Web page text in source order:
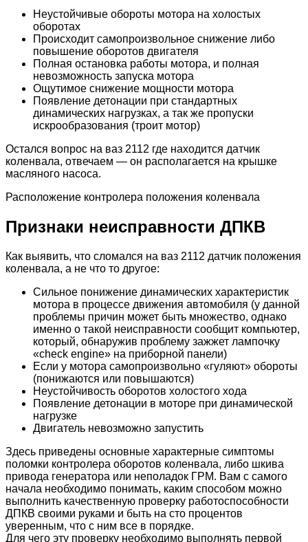
Неустойчивые обороты мотора на холостых
оборотах
Происходит самопроизвольное снижение либо
повышение оборотов двигателя
Полная остановка работы мотора, и полная
невозможность запуска мотора
Ощутимое снижение мощности мотора
Появление детонации при стандартных
динамических нагрузках, а так же пропуски
искрообразования (троит мотор)
Остался вопрос на ваз 2112 где находится датчик
коленвала, отвечаем — он располагается на крышке
масляного насоса.
Расположение контролера положения коленвала
Признаки неисправности ДПКВ
Как выявить, что сломался на ваз 2112 датчик положения
коленвала, а не что то другое:
Сильное понижение динамических характеристик
мотора в процессе движения автомобиля (у данной
проблемы причин может быть множество, однако
именно о такой неисправности сообщит компьютер,
который, обнаружив проблему зажжет лампочку
«check engine» на приборной панели)
Если у мотора самопроизвольно «гуляют» обороты
(понижаются или повышаются)
Неустойчивость оборотов холостого хода
Появление детонации в моторе при динамической
нагрузке
Двигатель невозможно запустить
Здесь приведены основные характерные симптомы
поломки контролера оборотов коленвала, либо шкива
привода генератора или неполадок ГРМ. Вам с самого
начала необходимо понимать, каким способом можно
выполнить качественную проверку работоспособности
ДПКВ своими руками и быть на сто процентов
уверенным, что с ним все в порядке.
Для чего эту проверку необходимо выполнять первой